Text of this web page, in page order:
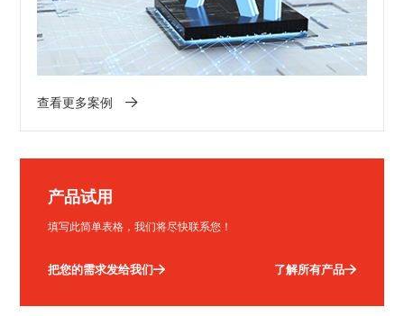
查看更多案例
产品试用
填写此简单表格，我们将尽快联系您！
把您的需求发给我们 了解所有产品